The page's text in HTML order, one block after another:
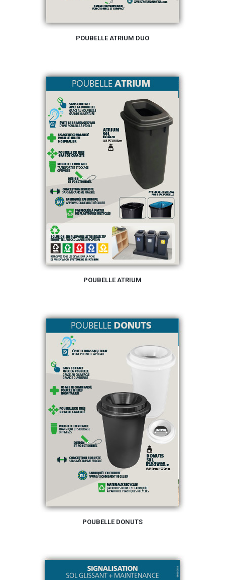
POUBELLE ATRIUM DUO
POUBELLE ATRIUM
POUBELLE DONUTS